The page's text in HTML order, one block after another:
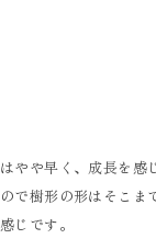
やや早く、成長を感
で樹形の形はそこま
じです。